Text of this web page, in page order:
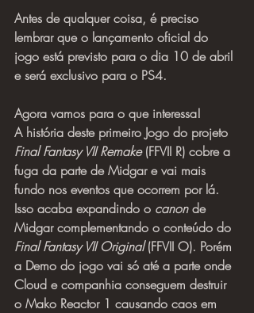
Antes de qualquer coisa, é preciso
lembrar que o lançamento oficial do
jogo está previsto para o dia 10 de abril
e será exclusivo para o PS4.
Agora vamos para o que interessa!
A história deste primeiro Jogo do projeto
Final Fantasy VII Remake (FFVII R) cobre a
fuga da parte de Midgar e vai mais
fundo nos eventos que ocorrem por lá.
Isso acaba expandindo o canon de
Midgar complementando o conteúdo do
Final Fantasy VII Original (FFVII O). Porém
a Demo do jogo vai só até a parte onde
Cloud e companhia conseguem destruir
o Mako Reactor 1 causando caos em